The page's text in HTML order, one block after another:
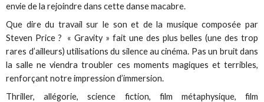
envie de la rejoindre dans cette danse macabre.
Que dire du travail sur le son et de la musique composée par
Steven Price ? « Gravity » fait une des plus belles (une des trop
rares d’ailleurs) utilisations du silence au cinéma. Pas un bruit dans
la salle ne viendra troubler ces moments magiques et terribles,
renforçant notre impression d’immersion.
Thriller, allégorie, science fiction, film métaphysique, film